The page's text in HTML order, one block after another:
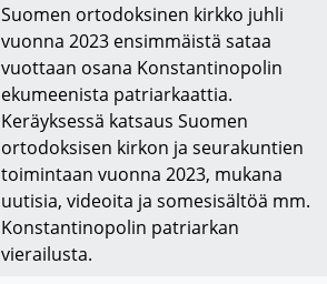
Suomen ortodoksinen kirkko juhli
vuonna 2023 ensimmäistä sataa
vuottaan osana Konstantinopolin
ekumeenista patriarkaattia.
Keräyksessä katsaus Suomen
ortodoksisen kirkon ja seurakuntien
toimintaan vuonna 2023, mukana
uutisia, videoita ja somesisältöä mm.
Konstantinopolin patriarkan
vierailusta.